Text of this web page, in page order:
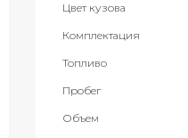
Цвет кузова
Комплектация
Топливо
Пробег
Объем